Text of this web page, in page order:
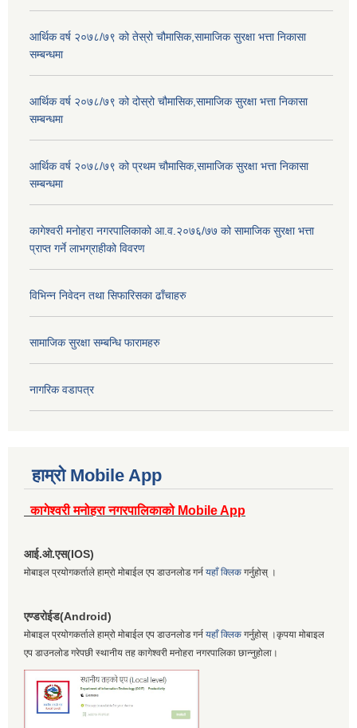
आर्थिक वर्ष २०७८/७९ को तेस्रो चौमासिक,सामाजिक सुरक्षा भत्ता निकासा
सम्बन्धमा
आर्थिक वर्ष २०७८/७९ को दोस्रो चौमासिक,सामाजिक सुरक्षा भत्ता निकासा
सम्बन्धमा
आर्थिक वर्ष २०७८/७९ को प्रथम चौमासिक,सामाजिक सुरक्षा भत्ता निकासा
सम्बन्धमा
कागेश्वरी मनोहरा नगरपालिकाको आ.व.२०७६/७७ को सामाजिक सुरक्षा भत्ता
प्राप्त गर्ने लाभग्राहीको विवरण
विभिन्न निवेदन तथा सिफारिसका ढाँचाहरु
सामाजिक सुरक्षा सम्बन्धि फारामहरु
नागरिक वडापत्र
हाम्रो Mobile App
कागेश्वरी मनोहरा नगरपालिकाको Mobile App
आई.ओ.एस(IOS)
मोबाइल प्रयोगकर्ताले हाम्रो मोबाईल एप डाउनलोड गर्न यहाँ क्लिक गर्नुहोस् ।
एण्डरोईड(Android)
मोबाइल प्रयोगकर्ताले हाम्रो मोबाईल एप डाउनलोड गर्न यहाँ क्लिक गर्नुहोस् ।कृपया मोबाइल
एप डाउनलोड गरेपछी स्थानीय तह कागेश्वरी मनोहरा नगरपालिका छान्नुहोला।